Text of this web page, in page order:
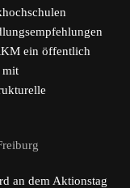
ein öffentlich
mit
an dem Aktionstag